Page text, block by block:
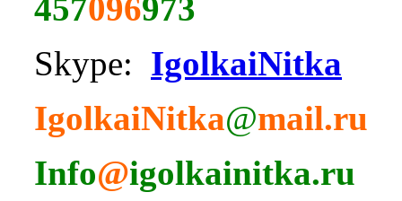
457096973
Skype: IgolkaiNitka
IgolkaiNitka@mail.ru
Info@igolkainitka.ru